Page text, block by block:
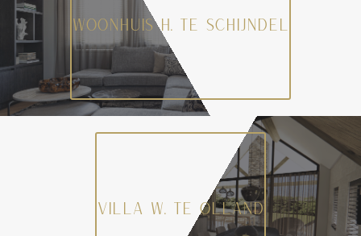
WOONHUIS H. TE SCHIJNDEL
VILLA W. TE OLLAND